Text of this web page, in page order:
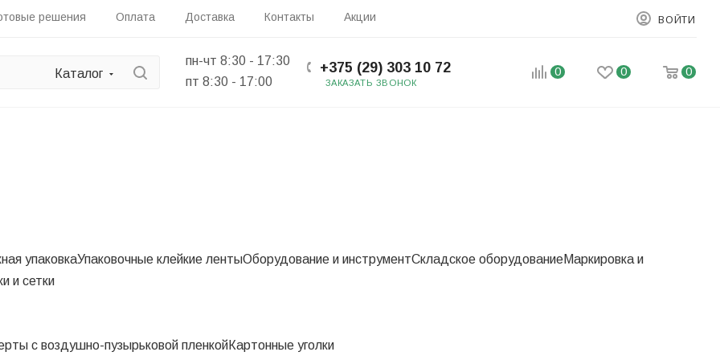
решения Оплата Доставка Контакты Акции ВОЙТИ
Каталог
пн-чт 8:30 - 17:30
пт 8:30 - 17:00
+375 (29) 303 10 72
ЗАКАЗАТЬ ЗВОНОК
0 0 0
упаковкаУпаковочные клейкие лентыОборудование и инструментСкладское оборудованиеМаркировка и
и сетки
c воздушно-пузырьковой пленкойКартонные уголки